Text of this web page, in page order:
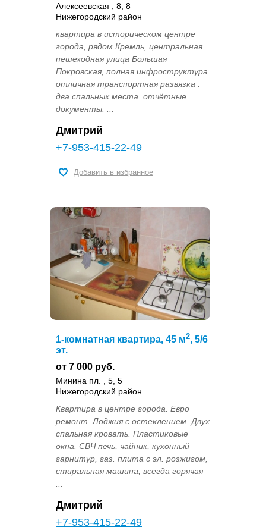
Алексеевская , 8, 8
Нижегородский район
квартира в историческом центре
города, рядом Кремль, центральная
пешеходная улица Большая
Покровская, полная инфроструктура
отличная транспортная развязка .
два спальных места. отчётные
документы. ...
Дмитрий
+7-953-415-22-49
Добавить в избранное
1-комнатная квартира, 45 м2, 5/6
эт.
от 7 000 руб.
Минина пл. , 5, 5
Нижегородский район
Квартира в центре города. Евро
ремонт. Лоджия с остеклением. Двух
спальная кровать. Пластиковые
окна. СВЧ печь, чайник, кухонный
гарнитур, газ. плита с эл. розжигом,
стиральная машина, всегда горячая
...
Дмитрий
+7-953-415-22-49